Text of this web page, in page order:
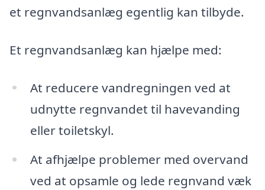
et regnvandsanlæg egentlig kan tilbyde.
Et regnvandsanlæg kan hjælpe med:
At reducere vandregningen ved at
udnytte regnvandet til havevanding
eller toiletskyl.
At afhjælpe problemer med overvand
ved at opsamle og lede regnvand væk